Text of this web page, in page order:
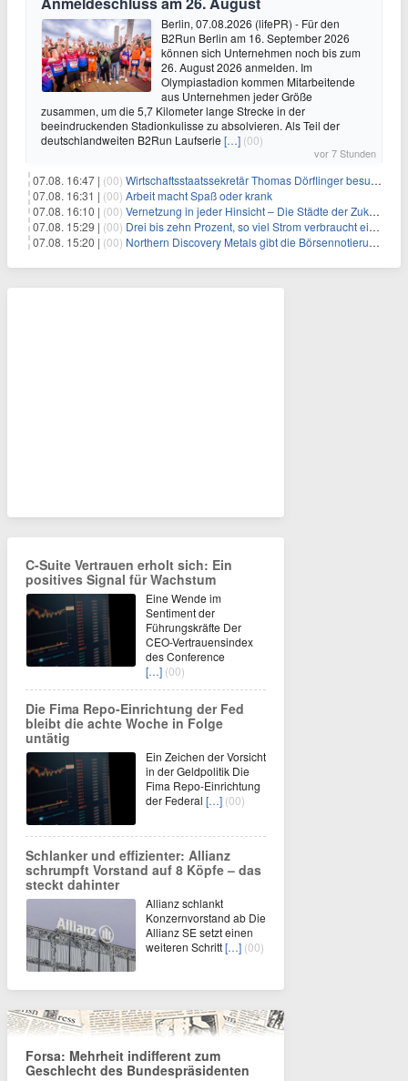
Berlin, 07.08.2026 (lifePR) - Für den
B2Run Berlin am 16. September 2026
können sich Unternehmen noch bis zum
26. August 2026 anmelden. Im
Olympiastadion kommen Mitarbeitende
aus Unternehmen jeder Größe
zusammen, um die 5,7 Kilometer lange Strecke in der
beeindruckenden Stadionkulisse zu absolvieren. Als Teil der
deutschlandweiten B2Run Laufserie […] (00)
vor 7 Stunden
07.08. 16:47 | (00) Wirtschaftsstaatssekretär Thomas Dörflinger besucht Handwerksbetrieb im Kammerbezirk Freiburg
07.08. 16:31 | (00) Arbeit macht Spaß oder krank
07.08. 16:10 | (00) Vernetzung in jeder Hinsicht – Die Städte der Zukunft sind grün-blau
07.08. 15:29 | (00) Drei bis zehn Prozent, so viel Strom verbraucht ein Aufzug im Gebäude
07.08. 15:20 | (00) Northern Discovery Metals gibt die Börsennotierung an der Frankfurter Wertpapierbörse bekannt
C-Suite Vertrauen erholt sich: Ein
positives Signal für Wachstum
Eine Wende im
Sentiment der
Führungskräfte Der
CEO-Vertrauensindex
des Conference
[…] (00)
Die Fima Repo-Einrichtung der Fed
bleibt die achte Woche in Folge
untätig
Ein Zeichen der Vorsicht
in der Geldpolitik Die
Fima Repo-Einrichtung
der Federal […] (00)
Schlanker und effizienter: Allianz
schrumpft Vorstand auf 8 Köpfe – das
steckt dahinter
Allianz schlankt
Konzernvorstand ab Die
Allianz SE setzt einen
weiteren Schritt[…] (00)
Forsa: Mehrheit indifferent zum
Geschlecht des Bundespräsidenten